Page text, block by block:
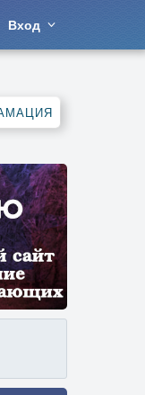
Вход